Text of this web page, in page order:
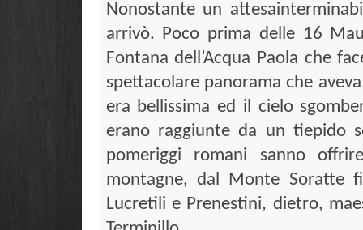
Nonostante un
arrivò. Poco prima delle 16
Fontana dell’Acqua Paola che
spettacolare panorama che
era bellissima ed il cielo
erano raggiunte da un tiepido
pomeriggi romani sanno
montagne, dal Monte Soratte
Lucretili e Prenestini, dietro,